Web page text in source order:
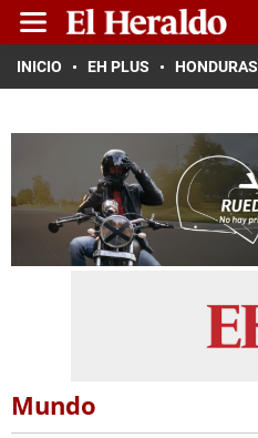
INICIO EH PLUS HONDURAS
Mundo